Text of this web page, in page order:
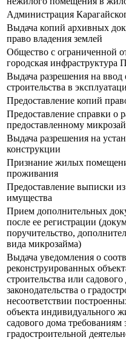
Администрация
Выдача копий архивных
право владения землей
Общество с ограниченной
городская инфраструктура
Выдача разрешения на ввод
строительства в
Предоставление копий
Предоставление справки о
предоставленному
Выдача разрешения на
конструкции
Признание жилых
проживания
Предоставление выписки
имущества
Прием дополнительных
после ее регистрации
поручительство,
вида микрозайма)
Выдача уведомления о
реконструированных
строительства или
законодательства о
несоответствии
объекта индивидуального
садового дома требованиям
градостроительной